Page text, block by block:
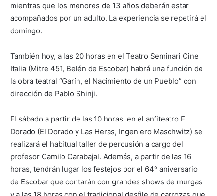
mientras que los menores de 13 años deberán estar
acompañados por un adulto. La experiencia se repetirá el
domingo.
También hoy, a las 20 horas en el Teatro Seminari Cine
Italia (Mitre 451, Belén de Escobar) habrá una función de
la obra teatral “Garín, el Nacimiento de un Pueblo” con
dirección de Pablo Shinji.
El sábado a partir de las 10 horas, en el anfiteatro El
Dorado (El Dorado y Las Heras, Ingeniero Maschwitz) se
realizará el habitual taller de percusión a cargo del
profesor Camilo Carabajal. Además, a partir de las 16
horas, tendrán lugar los festejos por el 64º aniversario
de Escobar que contarán con grandes shows de murgas